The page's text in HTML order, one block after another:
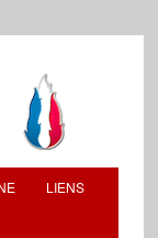
LIENS